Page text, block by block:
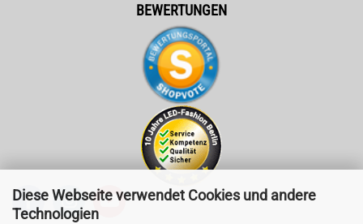
Diese Webseite verwendet Cookies und andere
Technologien
BEWERTUNGEN